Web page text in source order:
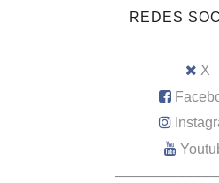
REDES
X